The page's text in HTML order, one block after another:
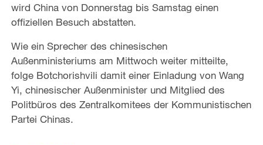
wird China von Donnerstag bis Samstag einen
offiziellen Besuch abstatten.
Wie ein Sprecher des chinesischen
Außenministeriums am Mittwoch weiter mitteilte,
folge Botchorishvili damit einer Einladung von Wang
Yi, chinesischer Außenminister und Mitglied des
Politbüros des Zentralkomitees der Kommunistischen
Partei Chinas.